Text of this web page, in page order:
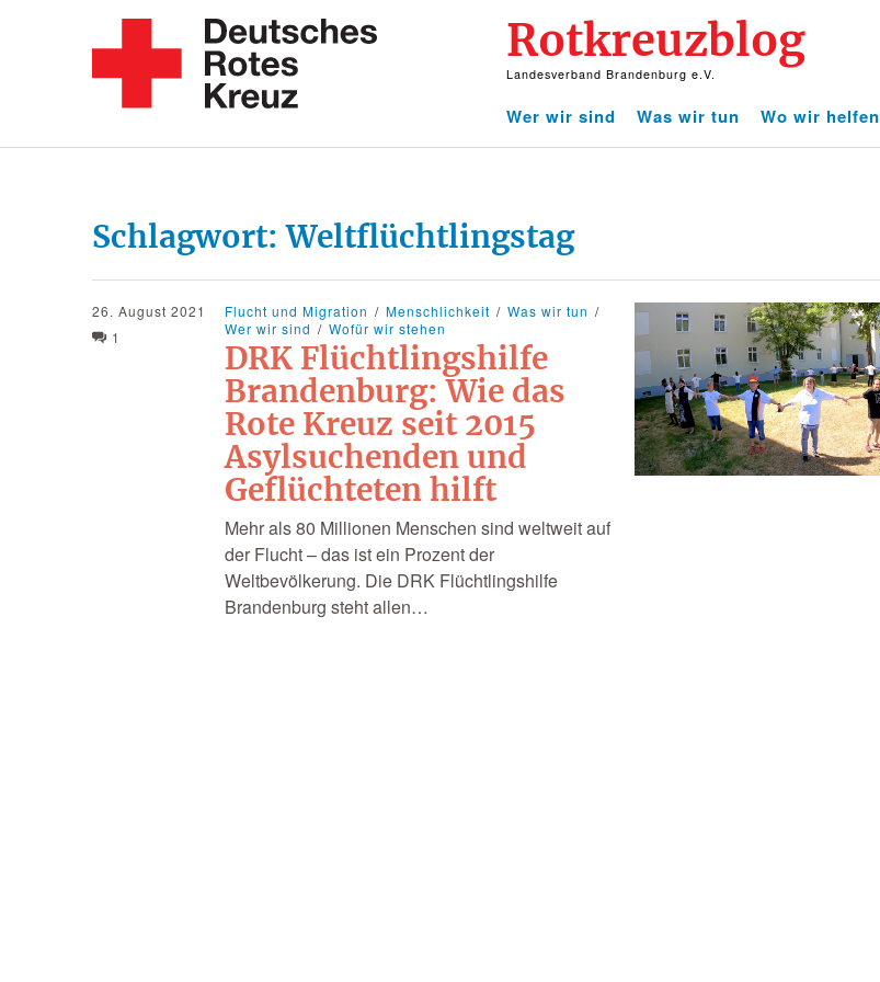
Rotkreuzblog
Landesverband Brandenburg e.V.
Wer wir sind
Was wir tun Wo wir helfen
Schlagwort:Weltflüchtlingstag
26. August 2021
1
Flucht und Migration Menschlichkeit
Was wir tun
Wer wir sind
Wofür wir stehen
DRK Flüchtlingshilfe
Brandenburg: Wie das
Rote Kreuz seit 2015
Asylsuchenden und
Geflüchteten hilft
Mehr als 80 Millionen Menschen sind weltweit auf
der Flucht – das ist ein Prozent der
Weltbevölkerung. Die DRK Flüchtlingshilfe
Brandenburg steht allen…